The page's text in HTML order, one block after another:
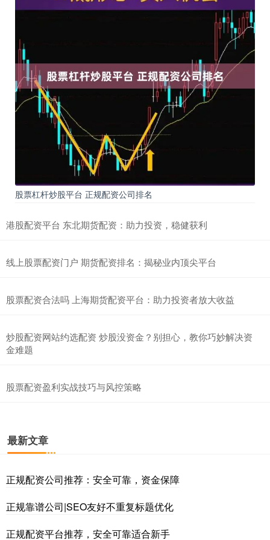
股票杠杆炒股平台 正规配资公司排名
港股配资平台 东北期货配资：助力投资，稳健获利
线上股票配资门户 期货配资排名：揭秘业内顶尖平台
股票配资合法吗 上海期货配资平台：助力投资者放大收益
炒股配资网站约选配资 炒股没资金？别担心，教你巧妙解决资
金难题
股票配资盈利实战技巧与风控策略
最新文章
正规配资公司推荐：安全可靠，资金保障
正规靠谱公司|SEO友好不重复标题优化
正规配资平台推荐，安全可靠适合新手